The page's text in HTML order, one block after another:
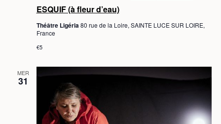
ESQUIF (à fleur d’eau)
Théâtre Ligéria80 rue de la Loire, SAINTE LUCE SUR LOIRE,
France
€5
MER
31